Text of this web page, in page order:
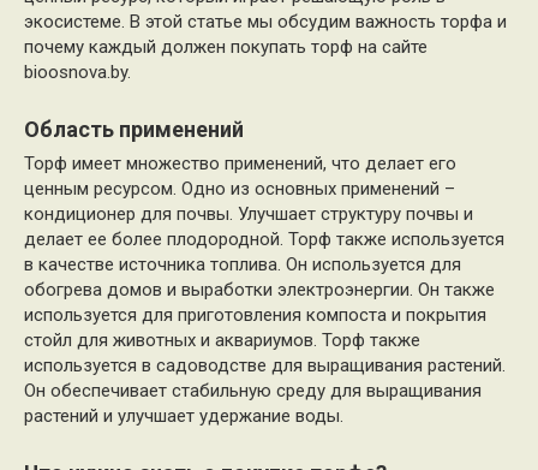
экосистеме. В этой статье мы обсудим важность торфа и
почему каждый должен покупать торф на сайте
bioosnova.by.
Область применений
Торф имеет множество применений, что делает его
ценным ресурсом. Одно из основных применений –
кондиционер для почвы. Улучшает структуру почвы и
делает ее более плодородной. Торф также используется
в качестве источника топлива. Он используется для
обогрева домов и выработки электроэнергии. Он также
используется для приготовления компоста и покрытия
стойл для животных и аквариумов. Торф также
используется в садоводстве для выращивания растений.
Он обеспечивает стабильную среду для выращивания
растений и улучшает удержание воды.